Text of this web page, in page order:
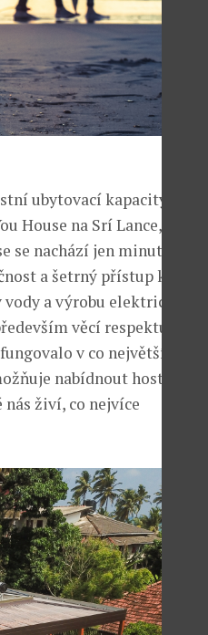
ubytovací kapacity v
House na Srí Lance, který
nachází jen minutu chůze
a šetrný přístup k okolní
a výrobu elektrické
věcí respektu k
v co největším
nabídnout hostům
živí, co nejvíce